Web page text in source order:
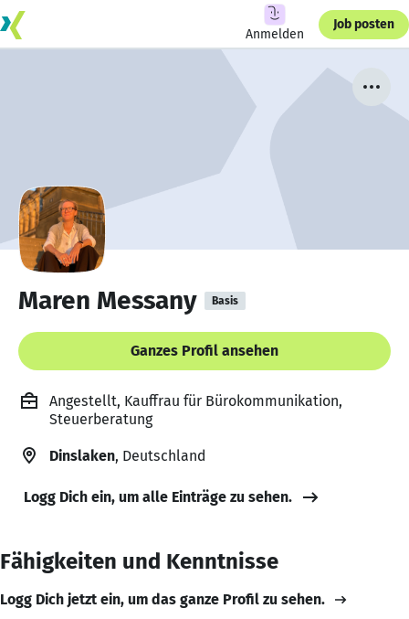
Anmelden
Job posten
Maren Messany Basis
Ganzes Profil ansehen
Angestellt, Kauffrau für Bürokommunikation,
Steuerberatung
Dinslaken, Deutschland
Logg Dich ein, um alle Einträge zu sehen.
Fähigkeiten und Kenntnisse
Logg Dich jetzt ein, um das ganze Profil zu sehen.